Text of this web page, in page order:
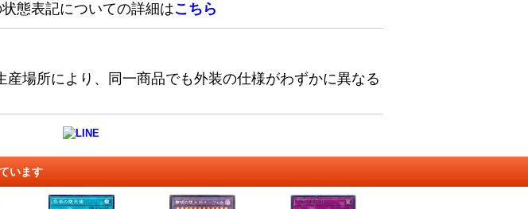
態表記についての詳細はこちら
場所により、同一商品でも外装の仕様がわずかに異なる
います